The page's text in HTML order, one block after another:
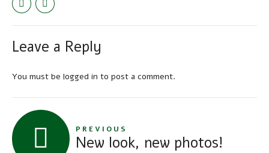
Leave a Reply
You must be logged in to post a comment.
PREVIOUS
New look, new photos!